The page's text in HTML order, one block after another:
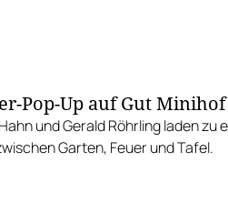
Pop-Up auf Gut Minihof
und Gerald Röhrling laden zu
Garten, Feuer und Tafel.